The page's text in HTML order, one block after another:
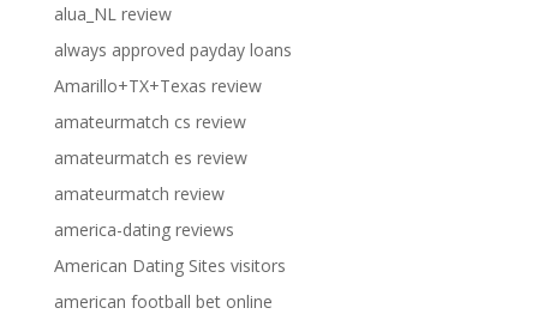
alua_NL review
always approved payday loans
Amarillo+TX+Texas review
amateurmatch cs review
amateurmatch es review
amateurmatch review
america-dating reviews
American Dating Sites visitors
american football bet online